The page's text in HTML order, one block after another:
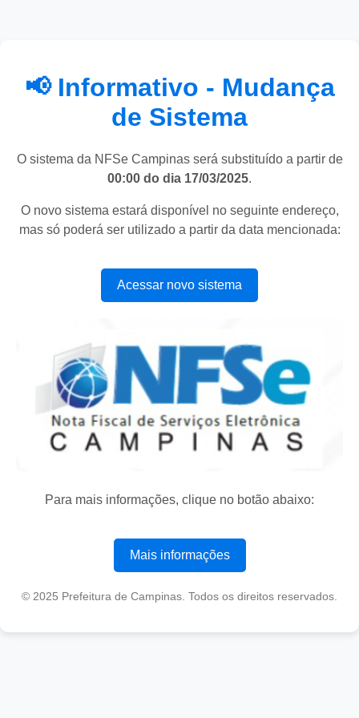
📢 Informativo - Mudança
de Sistema
O sistema da NFSe Campinas será substituído a partir de
00:00 do dia 17/03/2025.
O novo sistema estará disponível no seguinte endereço,
mas só poderá ser utilizado a partir da data mencionada:
Acessar novo sistema
Para mais informações, clique no botão abaixo:
Mais informações
© 2025 Prefeitura de Campinas. Todos os direitos reservados.